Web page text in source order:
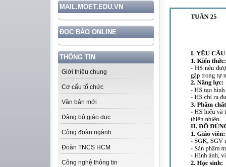
MAIL.MOET.EDU.VN
ĐỌC BÁO ONLINE
THÔNG TIN
Giới thiệu chung
Cơ cấu tổ chức
Văn bản mới
Đảng bộ giáo dục
Công đoàn ngành
Đoàn TNCS HCM
Công nghệ thông tin